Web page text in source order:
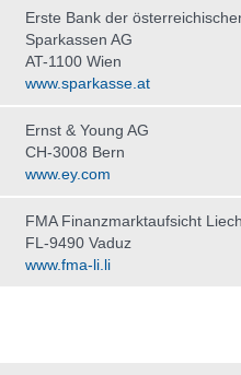
Erste Bank der
Sparkassen AG
AT-1100 Wien
www.sparkasse.at
Ernst & Young AG
CH-3008 Bern
www.ey.com
FMA Finanzmarktaufsicht
FL-9490 Vaduz
www.fma-li.li